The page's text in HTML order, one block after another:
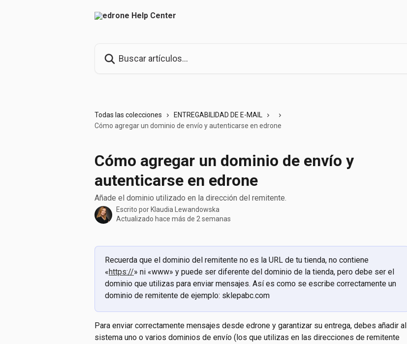
Todas las colecciones
ENTREGABILIDAD DE E-MAIL
Cómo agregar un dominio de envío y autenticarse en edrone
Cómo agregar un dominio de envío y
autenticarse en edrone
Añade el dominio utilizado en la dirección del remitente.
Escrito por Klaudia Lewandowska
Actualizado hace más de 2 semanas
Recuerda que el dominio del remitente no es la URL de tu tienda, no contiene
«https://» ni «www» y puede ser diferente del dominio de la tienda, pero debe ser el
dominio que utilizas para enviar mensajes. Así es como se escribe correctamente un
dominio de remitente de ejemplo: sklepabc.com
Para enviar correctamente mensajes desde edrone y garantizar su entrega, debes añadir al
sistema uno o varios dominios de envío (los que utilizas en las direcciones de remitente